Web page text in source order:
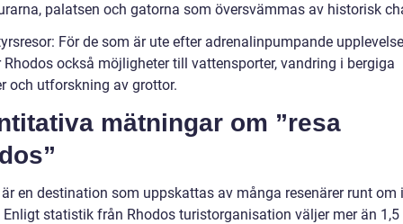
palatsen och gatorna som översvämmas av historisk
För de som är ute efter adrenalinpumpande
Rhodos också möjligheter till vattensporter, vandring i bergiga
och utforskning av grottor.
mätningar om ”resa
en destination som uppskattas av många resenärer runt om i
Enligt statistik från Rhodos turistorganisation väljer mer än 1,5